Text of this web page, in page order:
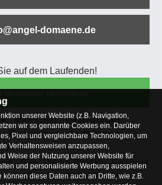
domaene.de
auf dem Laufenden!
Mein Konto
Versandkosten
Rücksendung
Kaufberatung
Häufige Fragen
Blog Jobs & Praktika
Facebook
Sitemap Kontaktformular
unserer Website (z.B. Navigation,
wir so genannte Cookies ein. Darüber
Pixel und vergleichbare Technologien, um
Verhaltensweisen anzupassen,
Weise der Nutzung unserer Website für
und personalisierte Werbung ausspielen
können diese Daten auch an Dritte, wie z.B.